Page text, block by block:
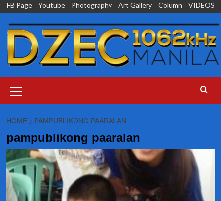
Skip
content
FB Page Youtube Photography Art Gallery Column VIDEOS
Menu
HOME PAMPUBLIKONG PAARALAN
pampublikong paaralan